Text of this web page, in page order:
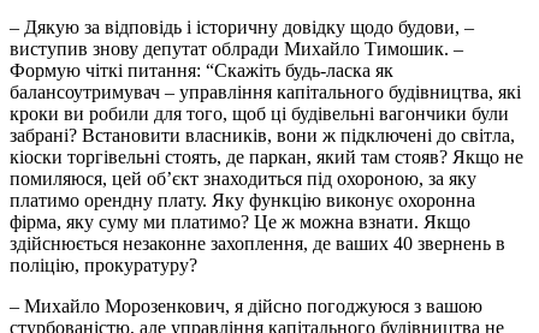
– Дякую за відповідь і історичну довідку щодо будови, –
виступив знову депутат облради Михайло Тимошик. –
Формую чіткі питання: “Скажіть будь-ласка як
балансоутримувач – управління капітального будівництва, які
кроки ви робили для того, щоб ці будівельні вагончики були
забрані? Встановити власників, вони ж підключені до світла,
кіоски торгівельні стоять, де паркан, який там стояв? Якщо не
помиляюся, цей об’єкт знаходиться під охороною, за яку
платимо орендну плату. Яку функцію виконує охоронна
фірма, яку суму ми платимо? Це ж можна взнати. Якщо
здійснюється незаконне захоплення, де ваших 40 звернень в
поліцію, прокуратуру?
– Михайло Морозенкович, я дійсно погоджуюся з вашою
стурбованістю, але управління капітального будівництва не